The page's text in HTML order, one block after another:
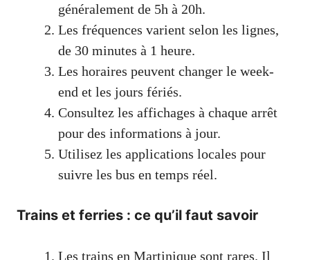
généralement de 5h à 20h.
Les fréquences varient selon les lignes,
de 30 minutes à 1 heure.
Les horaires peuvent changer le week-
end et les jours fériés.
Consultez les affichages à chaque arrêt
pour des informations à jour.
Utilisez les applications locales pour
suivre les bus en temps réel.
Trains et ferries : ce qu’il faut savoir
Les trains en Martinique sont rares. Il